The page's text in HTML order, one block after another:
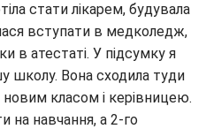
стати лікарем, будувала
вступати в медколедж,
в атестаті. У підсумку я
школу. Вона сходила туди
класом і керівницею.
на навчання, а 2-го